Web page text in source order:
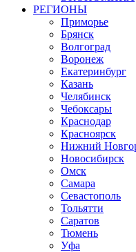
РЕГИОНЫ
Приморье
Брянск
Волгоград
Воронеж
Екатеринбург
Казань
Челябинск
Чебоксары
Краснодар
Красноярск
Нижний
Новосибирск
Омск
Самара
Севастополь
Тольятти
Саратов
Тюмень
Уфа